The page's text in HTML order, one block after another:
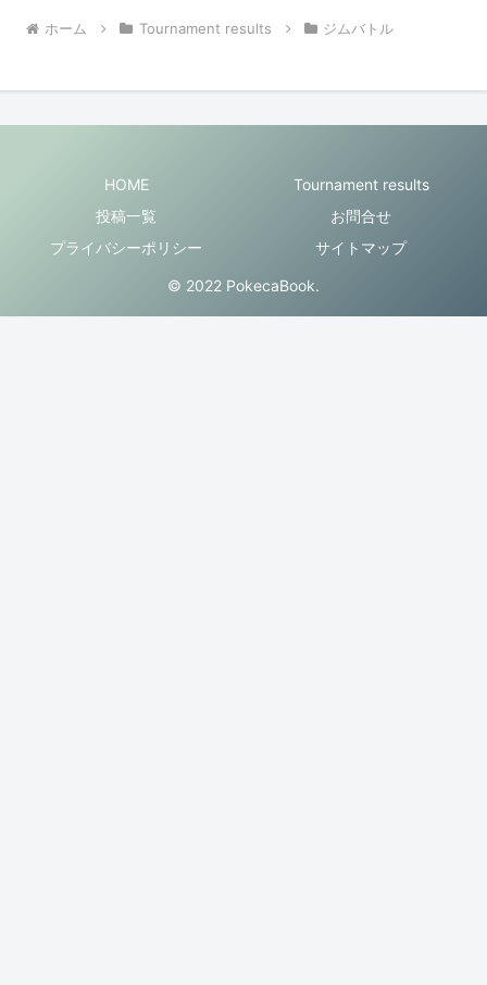
ホーム Tournament results ジムバトル
HOME
Tournament results
投稿一覧
お問合せ
プライバシーポリシー
サイトマップ
© 2022 PokecaBook.